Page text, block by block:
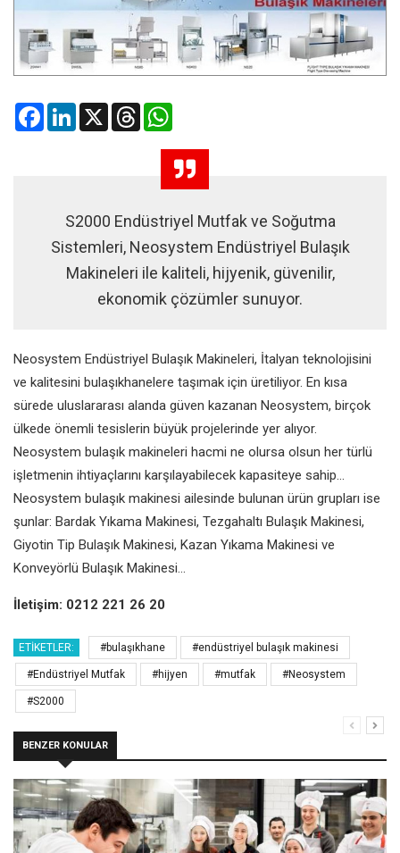
FacebookLinkedIn
X Threads
S2000 Endüstriyel Mutfak ve Soğutma
Sistemleri, Neosystem Endüstriyel Bulaşık
Makineleri ile kaliteli, hijyenik, güvenilir,
ekonomik çözümler sunuyor.
Neosystem Endüstriyel Bulaşık Makineleri, İtalyan teknolojisini
ve kalitesini bulaşıkhanelere taşımak için üretiliyor. En kısa
sürede uluslararası alanda güven kazanan Neosystem, birçok
ülkede önemli tesislerin büyük projelerinde yer alıyor.
Neosystem bulaşık makineleri hacmi ne olursa olsun her türlü
işletmenin ihtiyaçlarını karşılayabilecek kapasiteye sahip...
Neosystem bulaşık makinesi ailesinde bulunan ürün grupları ise
şunlar: Bardak Yıkama Makinesi, Tezgahaltı Bulaşık Makinesi,
Giyotin Tip Bulaşık Makinesi, Kazan Yıkama Makinesi ve
Konveyörlü Bulaşık Makinesi...
İletişim: 0212 221 26 20
ETIKETLER: #bulaşıkhane #endüstriyel bulaşık makinesi
#Endüstriyel Mutfak #hijyen #mutfak #Neosystem
#S2000
BENZER KONULAR